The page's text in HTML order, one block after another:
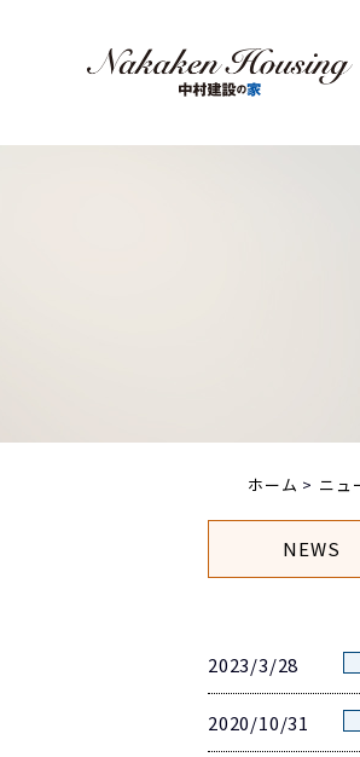
ホーム ニュ
NEWS
2023/3/28
2020/10/31